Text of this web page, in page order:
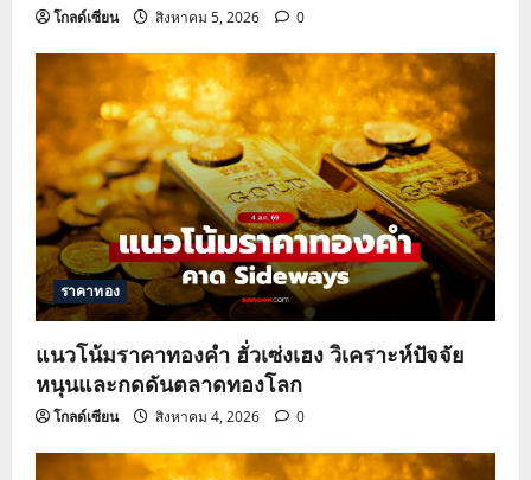
โกลด์เซียน สิงหาคม 5, 2026 0
ราคาทอง
แนวโน้มราคาทองคำ ฮั่วเซ่งเฮง วิเคราะห์ปัจจัย
หนุนและกดดันตลาดทองโลก
โกลด์เซียน สิงหาคม 4, 2026 0